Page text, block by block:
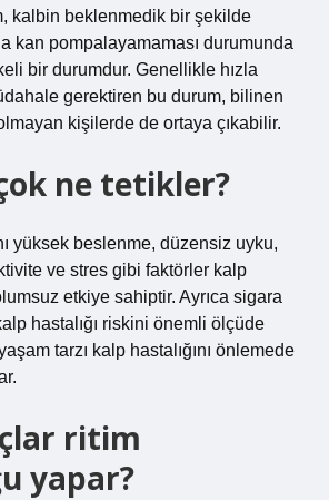
kalbin beklenmedik bir şekilde
kan pompalayamaması durumunda
bir durumdur. Genellikle hızla
gerektiren bu durum, bilinen
kişilerde de ortaya çıkabilir.
ne tetikler?
yüksek beslenme, düzensiz uyku,
ve stres gibi faktörler kalp
etkiye sahiptir. Ayrıca sigara
hastalığı riskini önemli ölçüde
yaşam tarzı kalp hastalığını önlemede
ritim
yapar?